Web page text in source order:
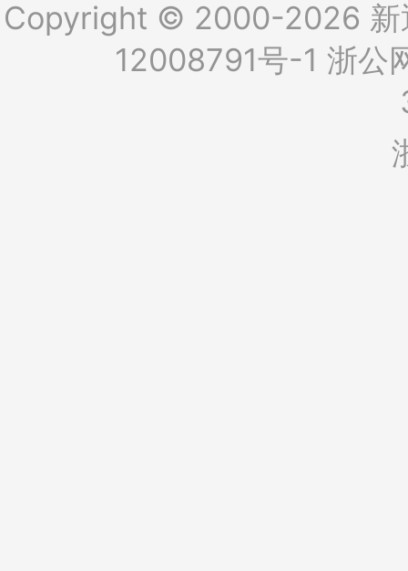
Copyright © 2000-2026 新
12008791号-1 浙公